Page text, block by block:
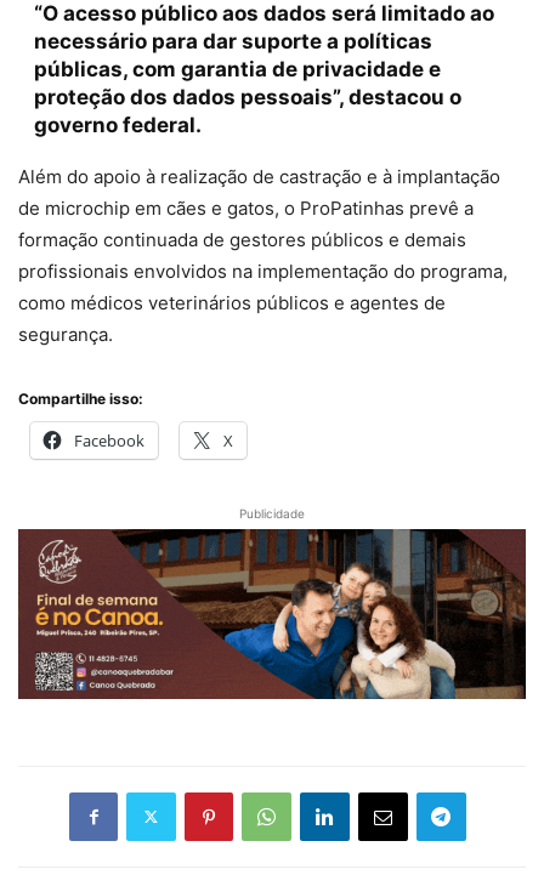
“O acesso público aos dados será limitado ao
necessário para dar suporte a políticas
públicas, com garantia de privacidade e
proteção dos dados pessoais”, destacou o
governo federal.
Além do apoio à realização de castração e à implantação
de microchip em cães e gatos, o ProPatinhas prevê a
formação continuada de gestores públicos e demais
profissionais envolvidos na implementação do programa,
como médicos veterinários públicos e agentes de
segurança.
Compartilhe isso:
Facebook X
Publicidade